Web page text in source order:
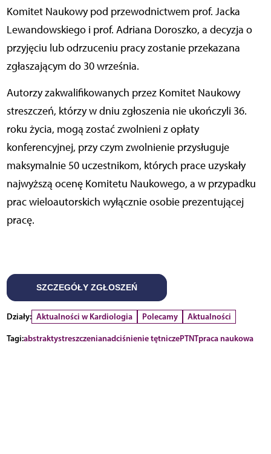
Komitet Naukowy pod przewodnictwem prof. Jacka
Lewandowskiego i prof. Adriana Doroszko, a decyzja o
przyjęciu lub odrzuceniu pracy zostanie przekazana
zgłaszającym do 30 września.
Autorzy zakwalifikowanych przez Komitet Naukowy
streszczeń, którzy w dniu zgłoszenia nie ukończyli 36.
roku życia, mogą zostać zwolnieni z opłaty
konferencyjnej, przy czym zwolnienie przysługuje
maksymalnie 50 uczestnikom, których prace uzyskały
najwyższą ocenę Komitetu Naukowego, a w przypadku
prac wieloautorskich wyłącznie osobie prezentującej
pracę.
SZCZEGÓŁY ZGŁOSZEŃ
Działy: Aktualności w Kardiologia Polecamy
Aktualności
Tagi:abstraktystreszczenianadciśnienie tętniczePTNTpraca naukowa